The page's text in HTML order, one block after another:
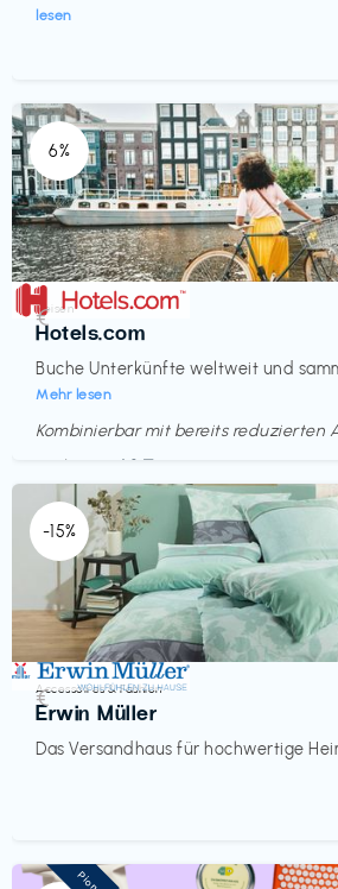
lesen
6%
Reisen
Hotels.com
Buche Unterkünfte weltweit und
Mehr lesen
€‎
Kombinierbar mit bereits reduzierten
Endet in
<60 Tagen
-15%
Accessoires & Fashion
Erwin Müller
Das Versandhaus für hochwertige
€‎